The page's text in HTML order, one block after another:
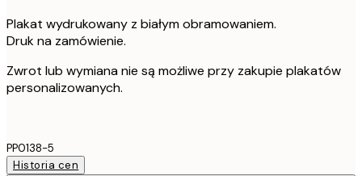
Plakat wydrukowany z białym obramowaniem.
Druk na zamówienie.
Zwrot lub wymiana nie są możliwe przy zakupie plakatów
personalizowanych.
PP0138-5
Historia cen